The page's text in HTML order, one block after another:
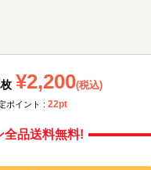
枚 ¥2,200(税込)
ポイント : 22pt
全品送料無料!